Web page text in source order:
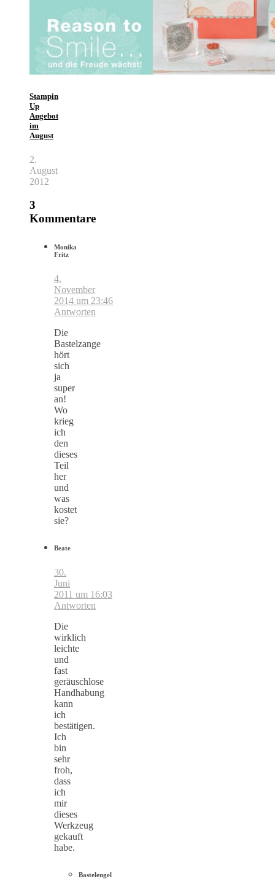
Stampin
Up
Angebot
im
August
2.
August
2012
3
Kommentare
Monika
Fritz
4.
November
2014 um 23:46
Antworten
Die
Bastelzange
hört
sich
ja
super
an!
Wo
krieg
ich
den
dieses
Teil
her
und
was
kostet
sie?
Beate
30.
Juni
2011 um 16:03
Antworten
Die
wirklich
leichte
und
fast
geräuschlose
Handhabung
kann
ich
bestätigen.
Ich
bin
sehr
froh,
dass
ich
mir
dieses
Werkzeug
gekauft
habe.
Bastelengel